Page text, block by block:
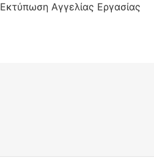
Εκτύπωση Αγγελίας Εργασίας